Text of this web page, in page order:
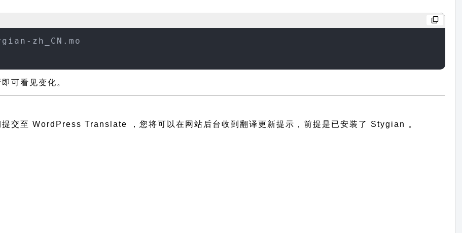
zh_CN.mo
可看见变化。
交至 WordPress Translate ，您将可以在网站后台收到翻译更新提示，前提是已安装了 Stygian 。